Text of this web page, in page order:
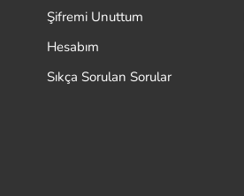
Şifremi Unuttum
Hesabım
Sıkça Sorulan Sorular